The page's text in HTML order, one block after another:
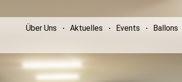
Über Uns Aktuelles Events Ballons